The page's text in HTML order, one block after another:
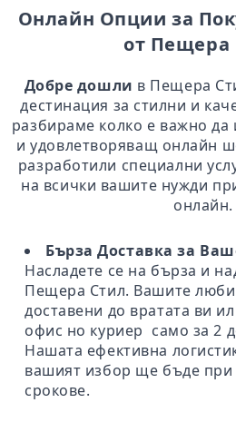
Онлайн Опции за
от Пещера
Добре дошли в Пещера
дестинация за стилни и
разбираме колко е важно
и удовлетворяващ онлайн
разработили специални
на всички вашите нужди
онлайн.
Бърза Доставка за
Насладете се на бърза и
Пещера Стил. Вашите
доставени до вратата ви
офис но куриер само за 2
Нашата ефективна
вашият избор ще бъде при
срокове.